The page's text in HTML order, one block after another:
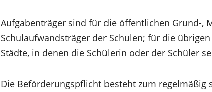
Aufgabenträger sind für die öffentlichen Grund-,
Schulaufwandsträger der Schulen; für die
Städte, in denen die Schülerin oder der Schüler
Die Beförderungspflicht besteht zum regelmäßig